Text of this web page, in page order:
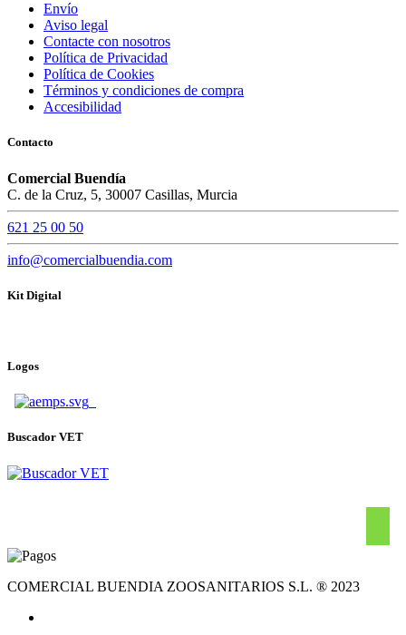
Envío
Aviso legal
Contacte con nosotros
Política de Privacidad
Política de Cookies
Términos y condiciones de compra
Accesibilidad
Contacto
Comercial Buendía
C. de la Cruz, 5, 30007 Casillas, Murcia
621 25 00 50
info@comercialbuendia.com
Kit Digital
Logos
Buscador VET
COMERCIAL BUENDIA ZOOSANITARIOS S.L. ® 2023